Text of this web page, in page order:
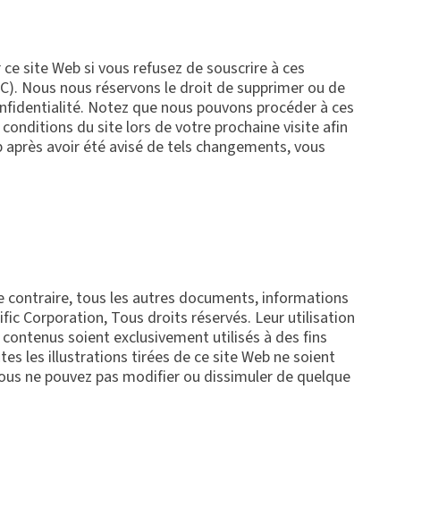
site Web si vous refusez de souscrire à ces
Nous nous réservons le droit de supprimer ou de
Notez que nous pouvons procéder à ces
du site lors de votre prochaine visite afin
avoir été avisé de tels changements, vous
contraire, tous les autres documents, informations
Corporation, Tous droits réservés. Leur utilisation
soient exclusivement utilisés à des fins
les illustrations tirées de ce site Web ne soient
ne pouvez pas modifier ou dissimuler de quelque